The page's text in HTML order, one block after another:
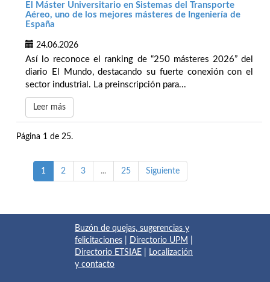
El Máster Universitario en Sistemas del Transporte
Aéreo, uno de los mejores másteres de Ingeniería de
España
24.06.2026
Así lo reconoce el ranking de “250 másteres 2026” del
diario El Mundo, destacando su fuerte conexión con el
sector industrial. La preinscripción para...
Leer más
Página 1 de 25.
1 2 3 ... 25 Siguiente
Buzón de quejas, sugerencias y
felicitaciones
Directorio UPM
Directorio ETSIAE
Localización
y contacto